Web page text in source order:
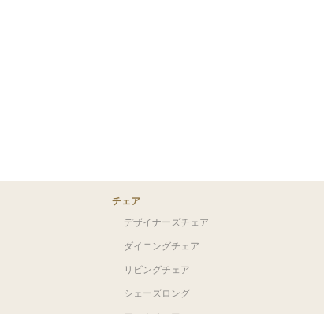
チェア
デザイナーズチェア
ダイニングチェア
リビングチェア
シェーズロング